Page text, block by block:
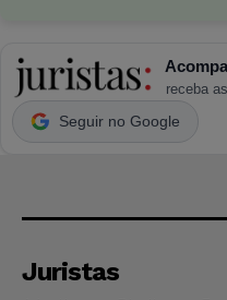
receba
Seguir no Google
Juristas